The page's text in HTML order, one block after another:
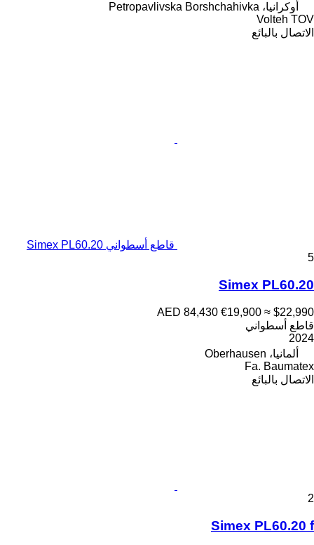
أوكرانيا، Petropavlivska Borshchahivka
Volteh TOV
الاتصال بالبائع
قاطع أسطواني Simex PL60.20
5
Simex PL60.20
AED 84,430 €19,900 ≈ $22,990
قاطع أسطواني
2024
ألمانيا، Oberhausen
Fa. Baumatex
الاتصال بالبائع
2
Simex PL60.20 f